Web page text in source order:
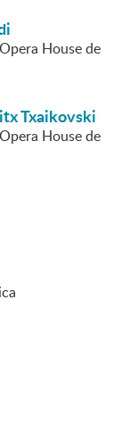
House de
Txaikovski
House de